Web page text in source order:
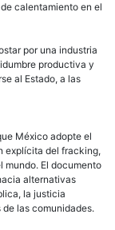
calentamiento en el
por una industria
productiva y
al Estado, a las
México adopte el
explícita del fracking,
mundo. El documento
alternativas
la justicia
las comunidades.